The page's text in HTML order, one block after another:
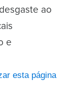
ao
e
esta página